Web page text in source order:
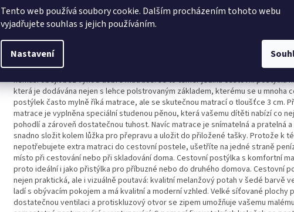
Tento web používá soubory cookie. Dalším procházením tohoto webu
vyjadřujete souhlas s jejich používáním.
Nastavení
Detailní popis produktu
nenákladné, aniž byste se museli obejít bez jakéhokoli pohodlí. Tato postel s
matrací v ceně vám ušetří dokupování matrace do cestovní postýlky a přesto se
nemusí obejít bez výhod dobré matrace. Je to téměř jediná cestovní postýlka
která je dodávána nejen s lehce polstrovaným základem, kterému se u mnoha
postýlek často mylně říká matrace, ale se skutečnou matrací o tloušťce 3 cm.
matrace je vyplněna speciální studenou pěnou, která vašemu dítěti nabízí co
pohodlí a zároveň dostatečnou tuhost. Navíc matrace je snímatelná a pratelná a
snadno složit kolem lůžka pro přepravu a uložit do přiložené tašky. Protože k
nepotřebujete extra matraci do cestovní postele, ušetříte na jedné straně
místo při cestování nebo při skladování doma. Cestovní postýlka s komfortní
proto ideální i jako přistýlka pro příbuzné nebo do druhého domova. Cestovní
nejen praktická, ale i vizuálně poutavá: kvalitní melanžový potah v šedé barvě
ladí s obývacím pokojem a má kvalitní a moderní vzhled. Velké síťované plochy
dostatečnou ventilaci a protiskluzový otvor se zipem umožňuje vašemu